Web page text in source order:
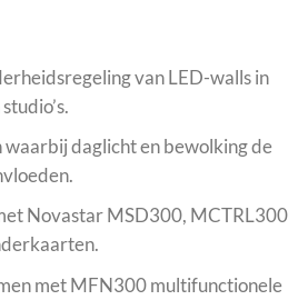
van LED-walls in
waarbij daglicht en bewolking de
Novastar MSD300, MCTRL300
met MFN300 multifunctionele